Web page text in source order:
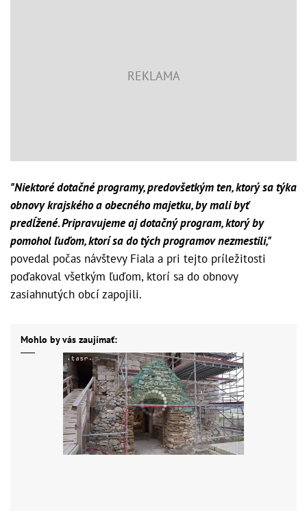
"Niektoré dotačné programy, predovšetkým ten, ktorý sa týka
obnovy krajského a obecného majetku, by mali byť
predĺžené. Pripravujeme aj dotačný program, ktorý by
pomohol ľuďom, ktorí sa do tých programov nezmestili,"
povedal počas návštevy Fiala a pri tejto príležitosti
poďakoval všetkým ľuďom, ktorí sa do obnovy
zasiahnutých obcí zapojili.
Mohlo by vás zaujímať: